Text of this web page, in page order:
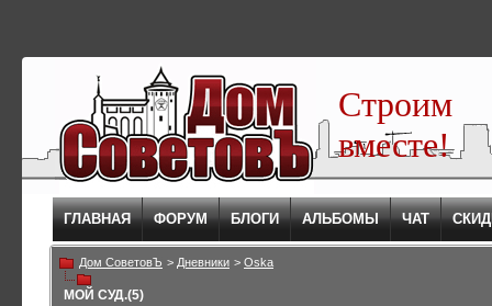
Строим
вместе!
ГЛАВНАЯ ФОРУМ БЛОГИ АЛЬБОМЫ ЧАТ
Дом СоветовЪ > Дневники > Oska
МОЙ СУД.(5)